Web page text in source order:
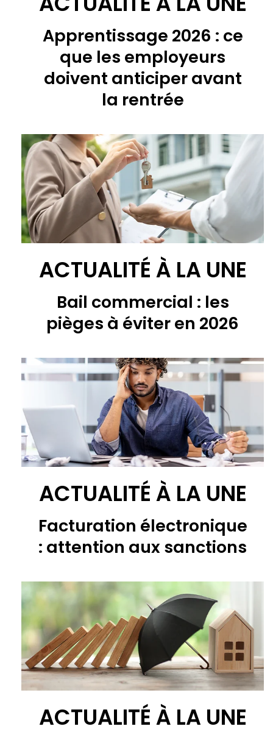
Apprentissage 2026 : ce
que les employeurs
doivent anticiper avant
la rentrée
ACTUALITÉ À LA UNE
Bail commercial : les
pièges à éviter en 2026
ACTUALITÉ À LA UNE
Facturation électronique
: attention aux sanctions
ACTUALITÉ À LA UNE